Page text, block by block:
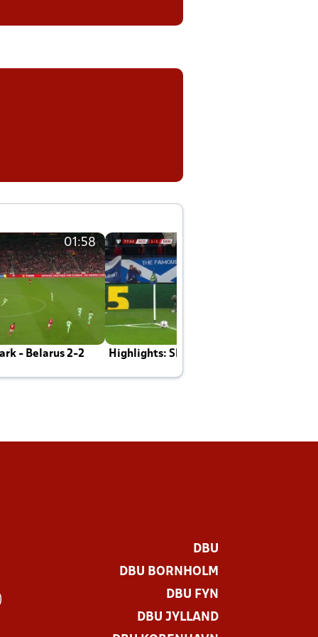
01:58
- Belarus 2-2 Highlights: Skotland - Danmark 4-2
DBU
DBU BORNHOLM
DBU FYN
DBU JYLLAND